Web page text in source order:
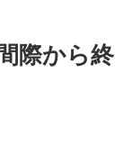
際から終